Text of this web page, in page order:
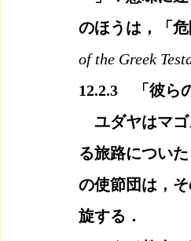
のほうは，「
of the Greek
12.2.3　「彼ら
ユダヤはマゴ
る旅路につい
の使節団は，
旋する．